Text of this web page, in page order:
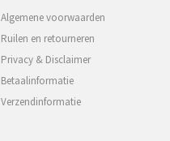
Algemene voorwaarden
Ruilen en retourneren
Privacy & Disclaimer
Betaalinformatie
Verzendinformatie